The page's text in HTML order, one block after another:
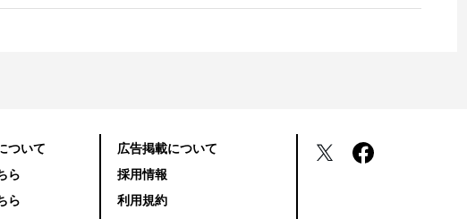
ついて
ら
ら
広告掲載について
採用情報
利用規約